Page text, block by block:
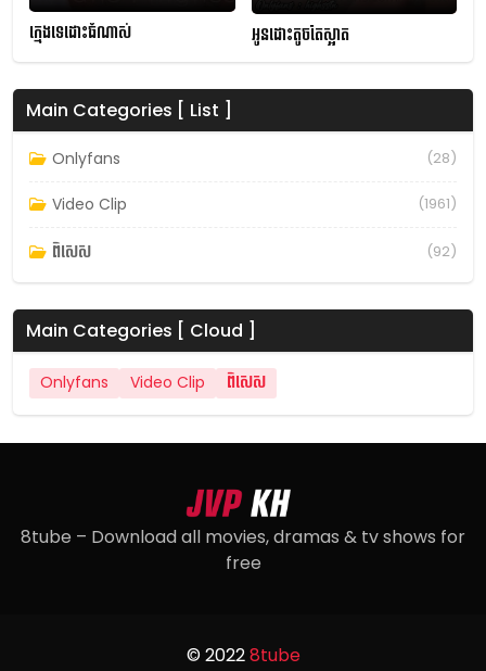
ក្មេងទេដោះធំណាស់ អូនដោះតូចតែស្អាត
Main Categories [ List ]
Onlyfans (28)
Video Clip (1961)
ពិសេស (92)
Main Categories [ Cloud ]
Onlyfans Video Clip ពិសេស
8tube – Download all movies, dramas & tv shows for
free
© 20228tube